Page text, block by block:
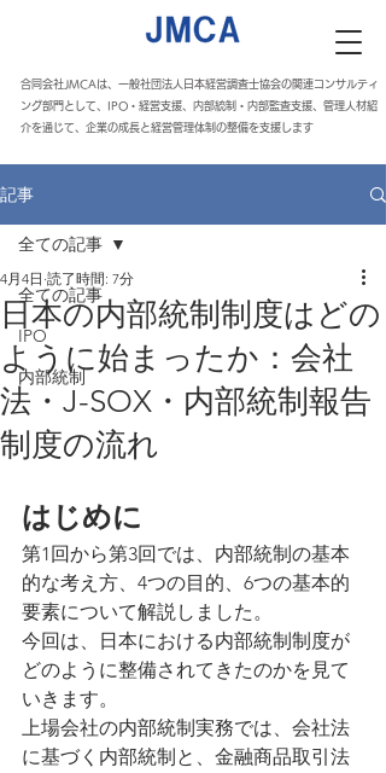
合同会社JMCAは、一般社団法人日本経営調査士協会の関連コンサルティ
ング部門として、IPO・経営支援、内部統制・内部監査支援、管理人材紹
介を通じて、企業の成長と経営管理体制の整備を支援します
記事
全ての記事
IPO
内部統制
全ての記事
日本の内部統制制度はどの
ように始まったか：会社
法・J-SOX・内部統制報告
制度の流れ
4月4日 読了時間: 7分
はじめに
第1回から第3回では、内部統制の基本
的な考え方、4つの目的、6つの基本的
要素について解説しました。
今回は、日本における内部統制制度が
どのように整備されてきたのかを見て
いきます。
上場会社の内部統制実務では、会社法
に基づく内部統制と、金融商品取引法